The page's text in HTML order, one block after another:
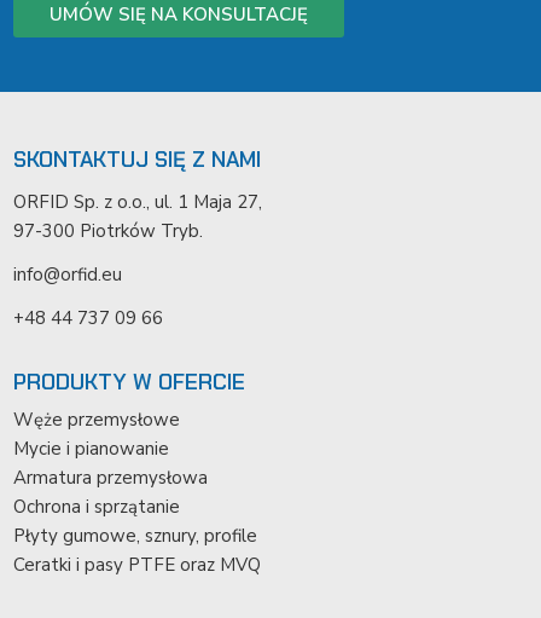
UMÓW SIĘ NA KONSULTACJĘ
SKONTAKTUJ SIĘ Z NAMI
ORFID Sp. z o.o., ul. 1 Maja 27,
97-300 Piotrków Tryb.
info@orfid.eu
+48 44 737 09 66
PRODUKTY W OFERCIE
Węże przemysłowe
Mycie i pianowanie
Armatura przemysłowa
Ochrona i sprzątanie
Płyty gumowe, sznury, profile
Ceratki i pasy PTFE oraz MVQ